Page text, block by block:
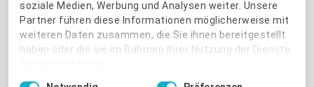
soziale Medien, Werbung und Analysen weiter. Unsere
Partner führen diese Informationen möglicherweise mit
weiteren Daten zusammen, die Sie ihnen bereitgestellt
haben oder die sie im Rahmen Ihrer Nutzung der Dienste
Top-Tipps für einen guten Start
ins neue Jahr